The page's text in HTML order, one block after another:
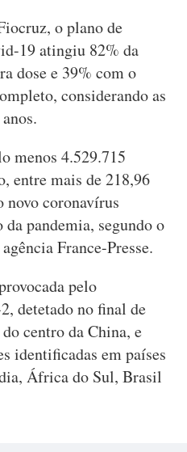
o plano de
19 atingiu 82% da
dose e 39% com o
considerando as
menos 4.529.715
entre mais de 218,96
novo coronavírus
pandemia, segundo o
France-Presse.
pelo
detetado no final de
centro da China, e
identificadas em países
África do Sul, Brasil